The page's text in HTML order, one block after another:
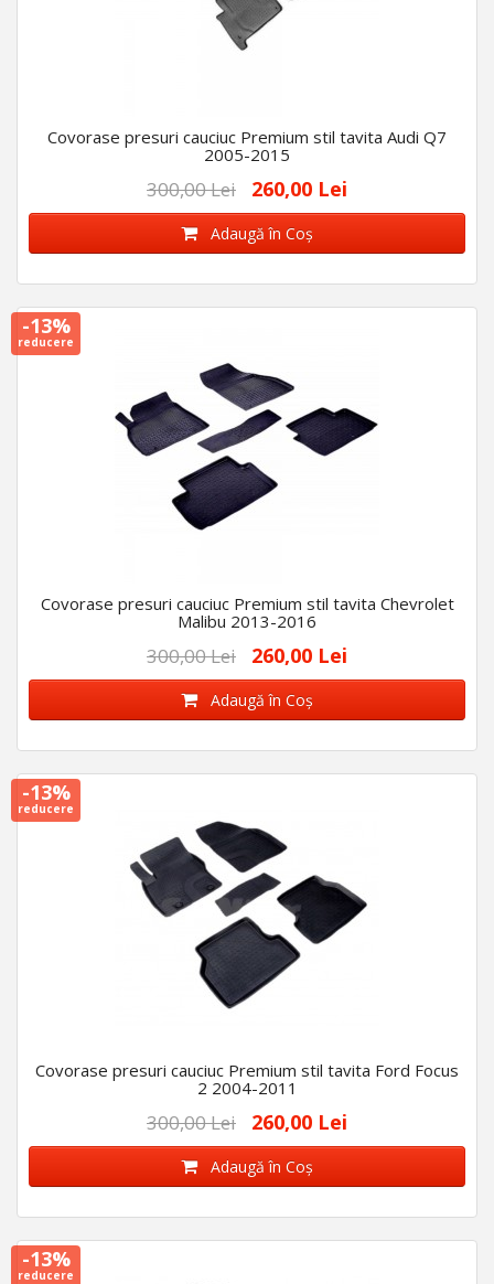
Covorase presuri cauciuc Premium stil tavita Audi Q7
2005-2015
300,00 Lei 260,00 Lei
Adaugă în Coş
-13%
reducere
Covorase presuri cauciuc Premium stil tavita Chevrolet
Malibu 2013-2016
300,00 Lei 260,00 Lei
Adaugă în Coş
-13%
reducere
Covorase presuri cauciuc Premium stil tavita Ford Focus
2 2004-2011
300,00 Lei 260,00 Lei
Adaugă în Coş
-13%
reducere